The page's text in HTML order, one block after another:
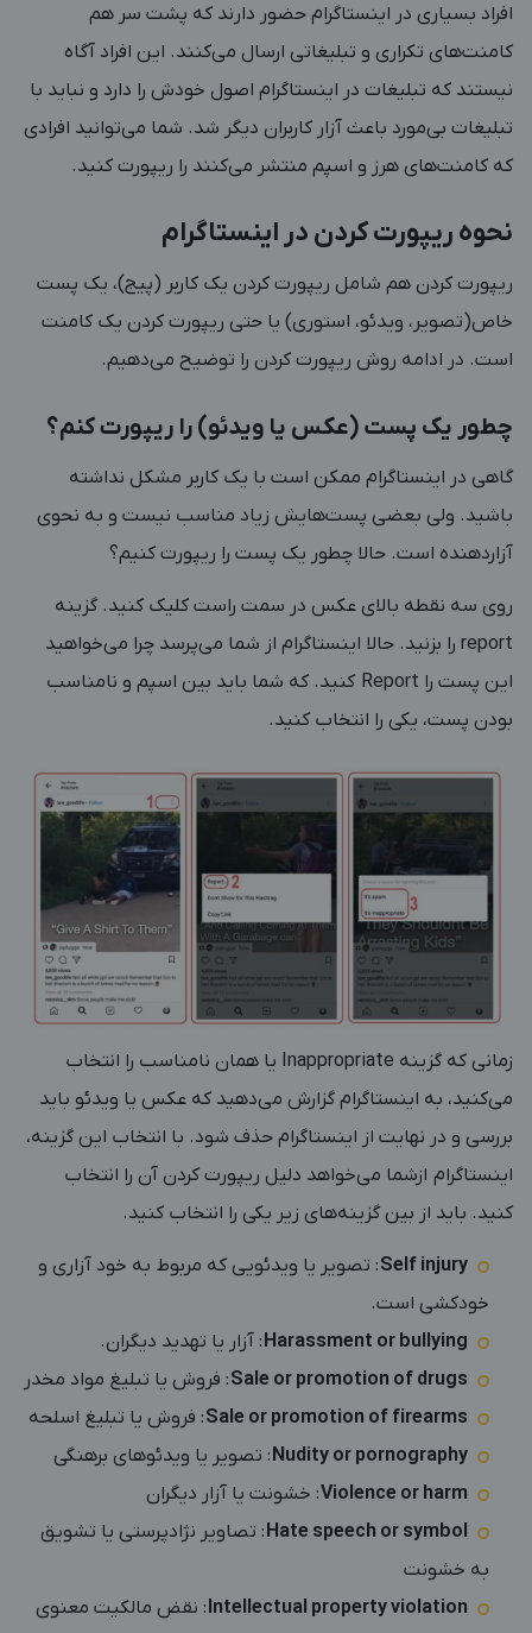
افراد بسیاری در اینستاگرام حضور دارند که پشت سر هم
کامنت‌های تکراری و تبلیغاتی ارسال می‌کنند. این افراد آگاه
نیستند که تبلیغات در اینستاگرام اصول خودش را دارد و نباید با
تبلیغات بی‌مورد باعث آزار کاربران دیگر شد. شما می‌توانید افرادی
که کامنت‌های هرز و اسپم منتشر می‌کنند را ریپورت کنید.
نحوه ریپورت کردن در اینستاگرام
ریپورت کردن هم شامل ریپورت کردن یک کاربر (پیج)، یک پست
خاص(تصویر، ویدئو، استوری) یا حتی ریپورت کردن یک کامنت
است. در ادامه روش ریپورت کردن را توضیح می‌دهیم.
چطور یک پست (عکس یا ویدئو) را ریپورت کنم؟
گاهی در اینستاگرام ممکن است با یک کاربر مشکل نداشته
باشید. ولی بعضی پست‌هایش زیاد مناسب نیست و به نحوی
آزاردهنده است. حالا چطور یک پست را ریپورت کنیم؟
روی سه نقطه بالای عکس در سمت راست کلیک کنید. گزینه
report را بزنید. حالا اینستاگرام از شما می‌پرسد چرا می‌خواهید
این پست را Report کنید. که شما باید بین اسپم و نامناسب
بودن پست، یکی را انتخاب کنید.
زمانی که گزینه Inappropriate یا همان نامناسب را انتخاب
می‌کنید، به اینستاگرام گزارش می‌دهید که عکس یا ویدئو باید
بررسی و در نهایت از اینستاگرام حذف شود. با انتخاب این گزینه،
اینستاگرام ازشما می‌خواهد دلیل ریپورت کردن آن را انتخاب
کنید. باید از بین گزینه‌های زیر یکی را انتخاب کنید.
Self injury: تصویر یا ویدئویی که مربوط به خود آزاری و
خودکشی است.
Harassment or bullying: آزار یا تهدید دیگران.
Sale or promotion of drugs: فروش یا تبلیغ مواد مخدر
Sale or promotion of firearms: فروش یا تبلیغ اسلحه
Nudity or pornography: تصویر یا ویدئوهای برهنگی
Violence or harm: خشونت یا آزار دیگران
Hate speech or symbol: تصاویر نژادپرستی یا تشویق
به خشونت
Intellectual property violation: نقض مالکیت معنوی